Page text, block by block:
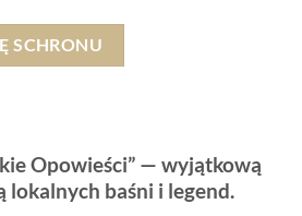
SCHRONU
Opowieści” — wyjątkową
lokalnych baśni i legend.